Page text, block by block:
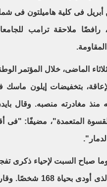
أبريل فى كلية هاميلتون فى
رافضًا ملاحقة ترامب
الماضى، خلال المؤتمر
بتخفيضات إيلون ماسك
منذ مغادرته منصبه. وقال
المتعمدة"، مضيفًا: "فى
صباح السبت لإحياء ذكرى
مبنى ألفريد ب. مورا الفيدرالى قبل 30 عامًا، والذى أودى بحياة